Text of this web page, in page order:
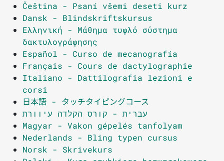
Čeština - Psaní všemi deseti kurz
Dansk - Blindskriftskursus
Ελληνική - Μάθημα τυφλό σύστημα
δακτυλογράφησης
Español - Curso de mecanografía
Français - Cours de dactylographie
Italiano - Dattilografia lezioni e
corsi
日本語 - タッチタイピングコース
עברית - קורס הקלדה עיוורת
Magyar - Vakon gépelés tanfolyam
Nederlands - Bling typen cursus
Norsk - Skrivekurs